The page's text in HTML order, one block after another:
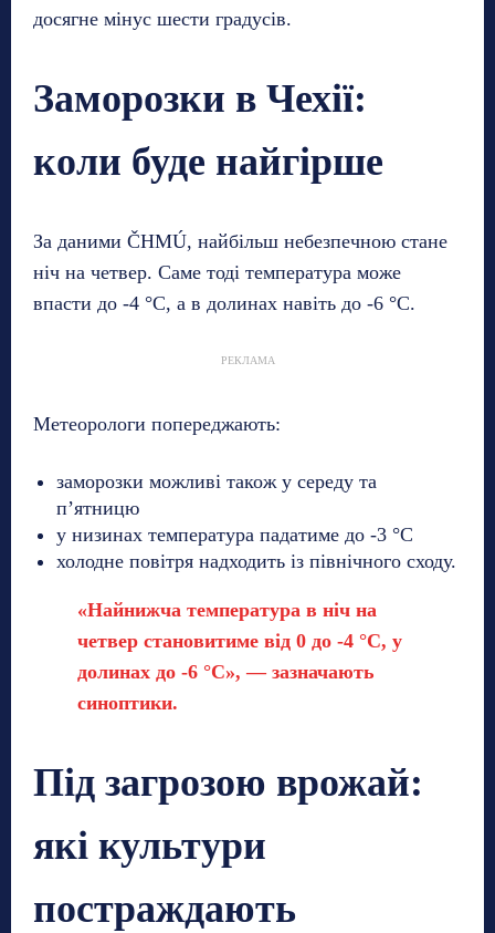
досягне мінус шести градусів.
Заморозки в Чехії:
коли буде найгірше
За даними ČHMÚ, найбільш небезпечною стане
ніч на четвер. Саме тоді температура може
впасти до -4 °C, а в долинах навіть до -6 °C.
РЕКЛАМА
Метеорологи попереджають:
заморозки можливі також у середу та
п’ятницю
у низинах температура падатиме до -3 °C
холодне повітря надходить із північного сходу.
«Найнижча температура в ніч на
четвер становитиме від 0 до -4 °C, у
долинах до -6 °C», — зазначають
синоптики.
Під загрозою врожай:
які культури
постраждають